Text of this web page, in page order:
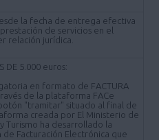
la fecha de entrega efectiva
de servicios en el
relación jurídica.
DE 5.000 euros:
en formato de FACTURA
de la plataforma FACe
"tramitar" situado al final de
creada por El Ministerio de
Turismo ha desarrollado la
de Facturación Electrónica que